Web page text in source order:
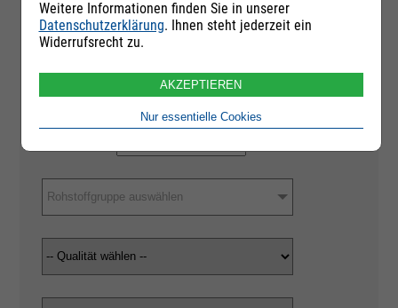
Filter
Rohstoffgruppe auswählen
Weitere Informationen finden Sie in unserer
Datenschutzerklärung. Ihnen steht jederzeit ein
Widerrufsrecht zu.
AKZEPTIEREN
Nur essentielle Cookies